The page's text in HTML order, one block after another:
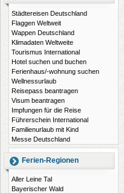
Städtereisen Deutschland
Flaggen Weltweit
Wappen Deutschland
Klimadaten Weltweite
Tourismus International
Hotel suchen und buchen
Ferienhaus/-wohnung suchen
Wellnessurlaub
Reisepass beantragen
Visum beantragen
Impfungen für die Reise
Führerschein International
Familienurlaub mit Kind
Messe Deutschland
Ferien-Regionen
Aller Leine Tal
Bayerischer Wald